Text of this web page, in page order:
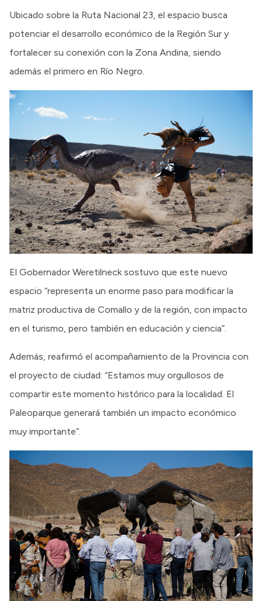
Ubicado sobre la Ruta Nacional 23, el espacio busca
potenciar el desarrollo económico de la Región Sur y
fortalecer su conexión con la Zona Andina, siendo
además el primero en Río Negro.
El Gobernador Weretilneck sostuvo que este nuevo
espacio “representa un enorme paso para modificar la
matriz productiva de Comallo y de la región, con impacto
en el turismo, pero también en educación y ciencia”.
Además, reafirmó el acompañamiento de la Provincia con
el proyecto de ciudad: “Estamos muy orgullosos de
compartir este momento histórico para la localidad. El
Paleoparque generará también un impacto económico
muy importante”.